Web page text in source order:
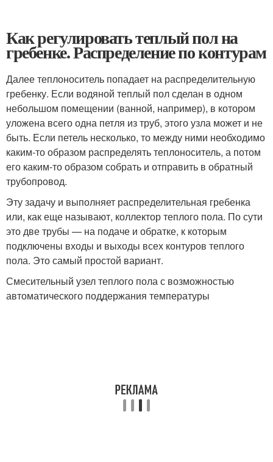
Как регулировать теплый пол на
гребенке. Распределение по контурам
Далее теплоноситель попадает на распределительную
гребенку. Если водяной теплый пол сделан в одном
небольшом помещении (ванной, например), в котором
уложена всего одна петля из труб, этого узла может и не
быть. Если петель несколько, то между ними необходимо
каким-то образом распределять теплоноситель, а потом
его каким-то образом собрать и отправить в обратный
трубопровод.
Эту задачу и выполняет распределительная гребенка
или, как еще называют, коллектор теплого пола. По сути
это две трубы — на подаче и обратке, к которым
подключены входы и выходы всех контуров теплого
пола. Это самый простой вариант.
Смесительный узел теплого пола с возможностью
автоматического поддержания температуры